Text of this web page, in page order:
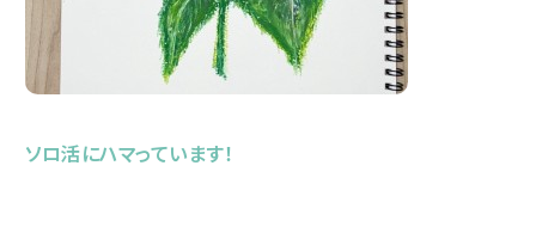
ソロ活にハマっています！